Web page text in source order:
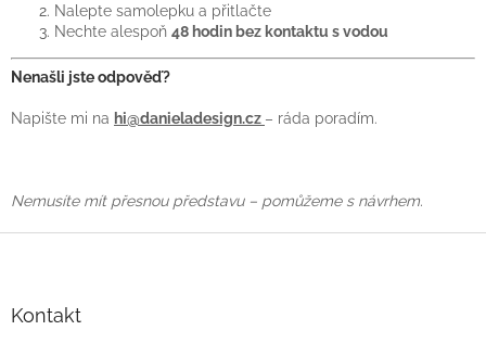
Nalepte samolepku a přitlačte
Nechte alespoň 48 hodin bez kontaktu s vodou
Nenašli jste odpověď?
Napište mi na hi@danieladesign.cz – ráda poradím.
Nemusíte mít přesnou představu – pomůžeme s návrhem.
Kontakt